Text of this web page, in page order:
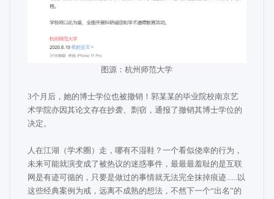
图源：杭州师范大学
3个月后，她的博士学位也被撤销！郭某某的毕业院校南京艺
术学院亦因其论文存在抄袭、剽窃，通报了撤销其博士学位的
决定。
人在江湖（学术圈）走，哪有不湿鞋？一个看似侥幸的行为，
未来可能就演变成了被热议的迷惑事件，最最最羞耻的是互联
网是有迹可循的，只要是做过的事情就无法完全抹掉痕迹......以
这些经典案例为戒，远离不成熟的想法，不然下一个“出名”的